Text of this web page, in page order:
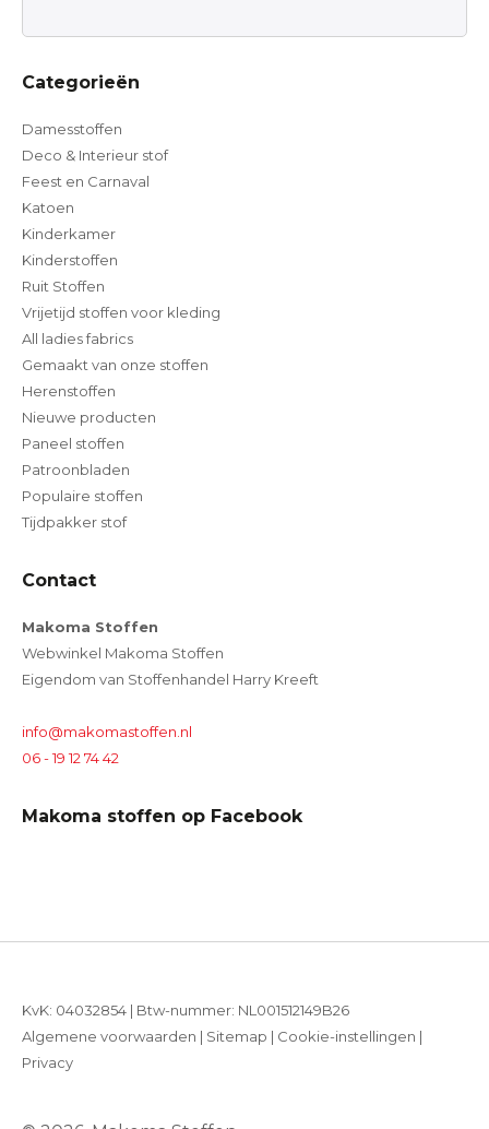
Categorieën
Damesstoffen
Deco & Interieur stof
Feest en Carnaval
Katoen
Kinderkamer
Kinderstoffen
Ruit Stoffen
Vrijetijd stoffen voor kleding
All ladies fabrics
Gemaakt van onze stoffen
Herenstoffen
Nieuwe producten
Paneel stoffen
Patroonbladen
Populaire stoffen
Tijdpakker stof
Contact
Makoma Stoffen
Webwinkel Makoma Stoffen
Eigendom van Stoffenhandel Harry Kreeft
info@makomastoffen.nl
06 - 19 12 74 42
Makoma stoffen op Facebook
KvK: 04032854 | Btw-nummer: NL001512149B26
Algemene voorwaarden | Sitemap | Cookie-instellingen |
Privacy